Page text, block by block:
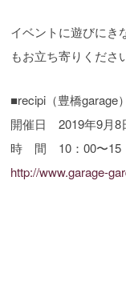
イベントに遊びにき
もお立ち寄りくださ
■recipi（豊橋garage）
開催日 2019年9月8
時 間 10：00〜15
http://www.garage-